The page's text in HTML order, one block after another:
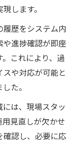
率化効果とは
活用の実例
場が変わる瞬
導入事例紹介
ステムの工夫
現した成功例
ービスの活用
します。
履歴をシステム内
や進捗確認が即座
これにより、過
や対応が可能と
た。
は、現場スタッ
見直しが欠かせ
確認し、必要に応